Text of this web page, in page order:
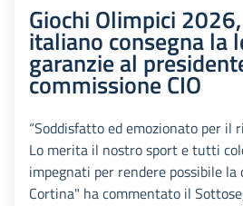
Giochi Olimpici
italiano consegna la
garanzie al
commissione CIO
“Soddisfatto ed emozionato per il
Lo merita il nostro sport e tutti
impegnati per rendere possibile
Cortina" ha commentato il